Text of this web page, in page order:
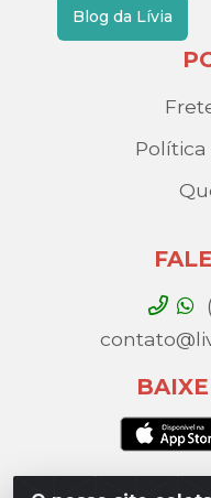
Blog da Lívia